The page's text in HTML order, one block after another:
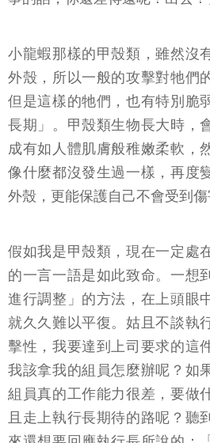
小龍蝦那樣的甲殼類，雖然沒
外殼，所以一般的攻擊對牠們
但是這樣的牠們，也有特別脆
長期」。甲殼類生物長大時，
成有如人體肌膚般稚嫩柔軟，
像什麼都沒發生過一樣，再度
外殼，更能保護自己不會受到傷
假如我是甲殼類，現在一定處
的一言一語是如此致命。一想
進行調整」的方法，在上頭眼
就久久難以平復。姑且不談執
擊性，我要達到上司要求的這
我該拿我的組員怎麼辦呢？如
組員真的工作能力很差，要做
且走上執行長期待的路呢？聽